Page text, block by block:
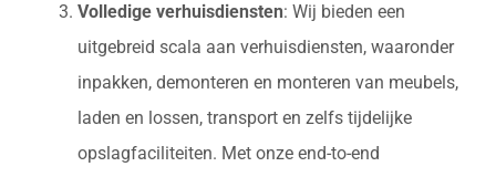
Volledige verhuisdiensten: Wij bieden een
uitgebreid scala aan verhuisdiensten, waaronder
inpakken, demonteren en monteren van meubels,
laden en lossen, transport en zelfs tijdelijke
opslagfaciliteiten. Met onze end-to-end